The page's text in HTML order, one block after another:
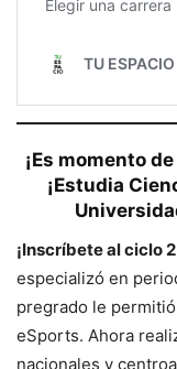
¡Es momento
¡Estudia
¡Inscríbete al ciclo
especializó en
pregrado le
eSports. Ahora
nacionales y